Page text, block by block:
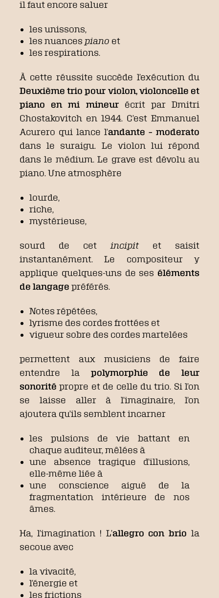
il faut encore saluer
les unissons,
les nuances piano et
les respirations.
À cette réussite succède l’exécution du
Deuxième trio pour violon, violoncelle et
piano en mi mineurécrit par Dmitri
Chostakovitch en 1944. C’est Emmanuel
Acurero qui lance l’andante – moderato
dans le suraigu. Le violon lui répond
dans le médium. Le grave est dévolu au
piano. Une atmosphère
lourde,
riche,
mystérieuse,
sourd de cet incipitet saisit
instantanément. Le compositeur y
applique quelques-uns de ses éléments
de langage préférés.
Notes répétées,
lyrisme des cordes frottées et
vigueur sobre des cordes martelées
permettent aux musiciens de faire
entendre la polymorphie de leur
sonorité propre et de celle du trio. Si l’on
se laisse aller à l’imaginaire, l’on
ajoutera qu’ils semblent incarner
les pulsions de vie battant en
chaque auditeur, mêlées à
une absence tragique d’illusions,
elle-même liée à
une conscience aiguë de la
fragmentation intérieure de nos
âmes.
Ha, l’imagination ! L’allegro con brio la
secoue avec
la vivacité,
l’énergie et
les frictions